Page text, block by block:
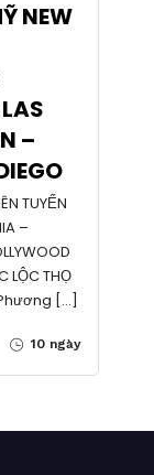
NEW
–
TUYẾN
–
LỘC THỌ
[…]
10 ngày